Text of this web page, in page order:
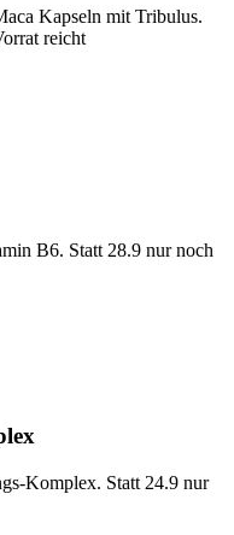
Kapseln mit Tribulus.
reicht
B6. Statt 28.9 nur noch
Komplex. Statt 24.9 nur